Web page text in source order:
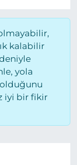
kalabilir
yola
olduğunu
iyi bir fikir